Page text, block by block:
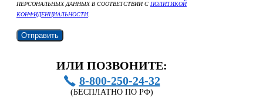
ПЕРСОНАЛЬНЫХ ДАННЫХ В СООТВЕТСТВИИ С ПОЛИТИКОЙ
КОНФИДЕНЦИАЛЬНОСТИ.
ИЛИ ПОЗВОНИТЕ:
8-800-250-24-32
(БЕСПЛАТНО ПО РФ)